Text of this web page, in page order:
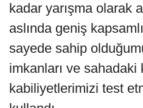
kadar yarışma olarak
aslında geniş
sayede sahip
imkanları ve sahadaki
kabiliyetlerimizi test